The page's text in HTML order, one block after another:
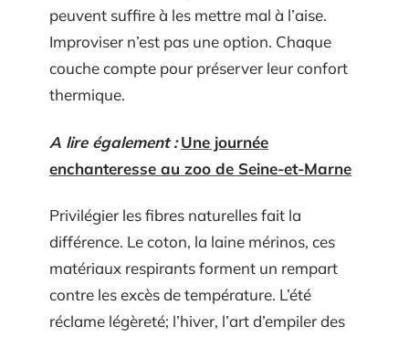
peuvent suffire à les mettre mal à l’aise.
Improviser n’est pas une option. Chaque
couche compte pour préserver leur confort
thermique.
A lire également : Une journée
enchanteresse au zoo de Seine-et-Marne
Privilégier les fibres naturelles fait la
différence. Le coton, la laine mérinos, ces
matériaux respirants forment un rempart
contre les excès de température. L’été
réclame légèreté; l’hiver, l’art d’empiler des